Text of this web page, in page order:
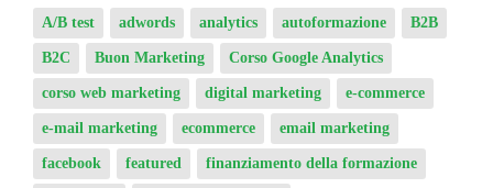
A/B test adwords analytics autoformazione B2B
B2C Buon Marketing Corso Google Analytics
corso web marketing digital marketing e-commerce
e-mail marketing ecommerce email marketing
facebook featured finanziamento della formazione